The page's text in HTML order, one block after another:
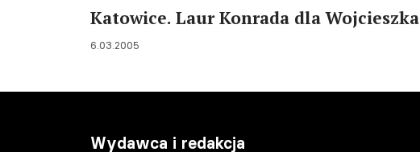
Katowice. Laur Konrada dla Wojcieszka
6.03.2005
Wydawca i redakcja